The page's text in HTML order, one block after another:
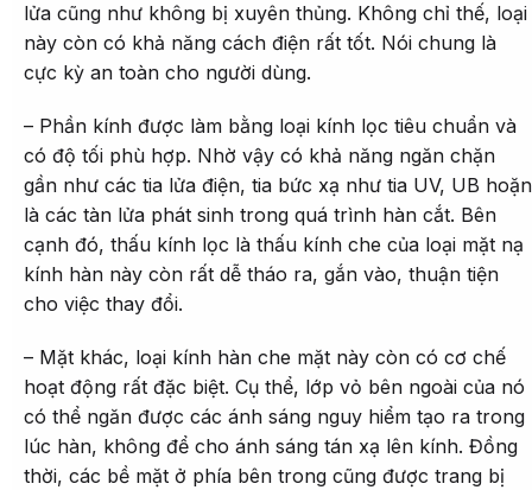
lửa cũng như không bị xuyên thủng. Không chỉ thế, loại
này còn có khả năng cách điện rất tốt. Nói chung là
cực kỳ an toàn cho người dùng.
– Phần kính được làm bằng loại kính lọc tiêu chuẩn và
có độ tối phù hợp. Nhờ vậy có khả năng ngăn chặn
gần như các tia lửa điện, tia bức xạ như tia UV, UB hoặn
là các tàn lửa phát sinh trong quá trình hàn cắt. Bên
cạnh đó, thấu kính lọc là thấu kính che của loại mặt nạ
kính hàn này còn rất dễ tháo ra, gắn vào, thuận tiện
cho việc thay đổi.
– Mặt khác, loại kính hàn che mặt này còn có cơ chế
hoạt động rất đặc biệt. Cụ thể, lớp vỏ bên ngoài của nó
có thể ngăn được các ánh sáng nguy hiểm tạo ra trong
lúc hàn, không để cho ánh sáng tán xạ lên kính. Đồng
thời, các bề mặt ở phía bên trong cũng được trang bị